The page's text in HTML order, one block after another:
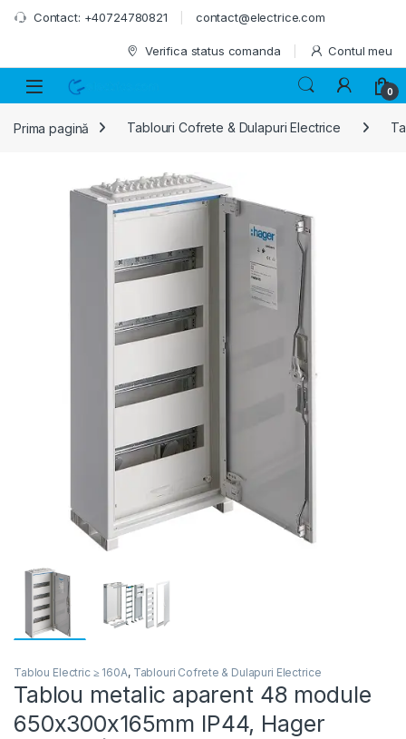
Skip to navigation
Skip to content
Contact: +40724780821 contact@electrice.com
Verifica status comanda Contul meu
0
Prima pagină Tablouri Cofrete & Dulapuri Electrice
Tablou Electric ≥ 160A, Tablouri Cofrete & Dulapuri Electrice
Tablou metalic aparent 48 module
650x300x165mm IP44, Hager